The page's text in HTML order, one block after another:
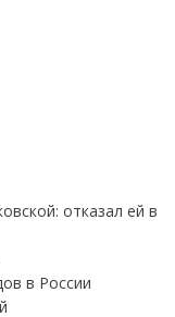
отказал ей в
в России